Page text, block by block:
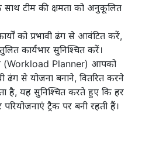
साथ टीम की क्षमता को अनुकूलित
को प्रभावी ढंग से आवंटित करें,
कार्यभार सुनिश्चित करें।
(Workload Planner) आपको
ढंग से योजना बनाने, वितरित करने
है, यह सुनिश्चित करते हुए कि हर
ट्रैक पर बनी रहती हैं।